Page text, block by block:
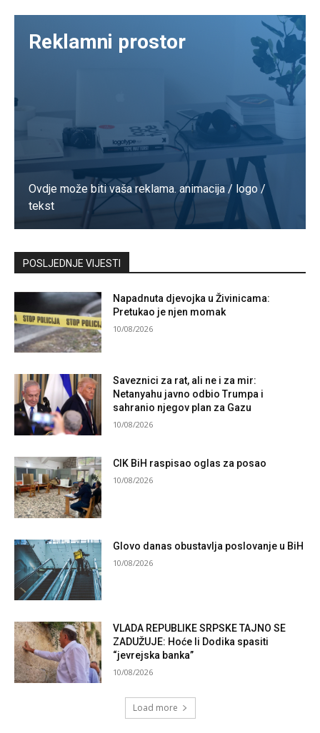
Reklamni prostor
Ovdje može biti vaša reklama. animacija / logo /
tekst
Kontaktirajte nas
POSLJEDNJE VIJESTI
Napadnuta djevojka u Živinicama:
Pretukao je njen momak
10/08/2026
Saveznici za rat, ali ne i za mir:
Netanyahu javno odbio Trumpa i
sahranio njegov plan za Gazu
10/08/2026
CIK BiH raspisao oglas za posao
10/08/2026
Glovo danas obustavlja poslovanje u BiH
10/08/2026
VLADA REPUBLIKE SRPSKE TAJNO SE
ZADUŽUJE: Hoće li Dodika spasiti
“jevrejska banka”
10/08/2026
Load more